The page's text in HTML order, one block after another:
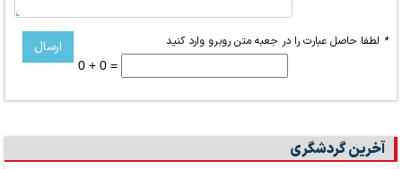
* لطفا حاصل عبارت را در جعبه متن روبرو وارد کنید
0 + 0 =
آخرین گردشگری